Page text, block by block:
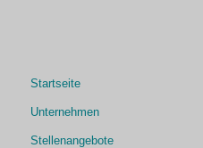
Startseite
Unternehmen
Stellenangebote